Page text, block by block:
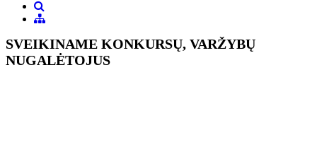
SVEIKINAME KONKURSŲ, VARŽYBŲ
NUGALĖTOJUS